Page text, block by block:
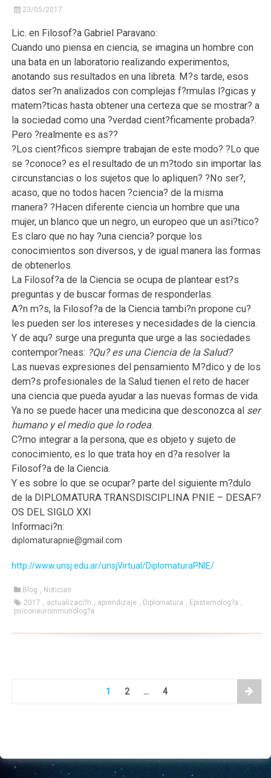
23/05/2017
Lic. en Filosof?a Gabriel Paravano:
Cuando uno piensa en ciencia, se imagina un hombre con
una bata en un laboratorio realizando experimentos,
anotando sus resultados en una libreta. M?s tarde, esos
datos ser?n analizados con complejas f?rmulas l?gicas y
matem?ticas hasta obtener una certeza que se mostrar? a
la sociedad como una ?verdad cient?ficamente probada?.
Pero ?realmente es as??
?Los cient?ficos siempre trabajan de este modo? ?Lo que
se ?conoce? es el resultado de un m?todo sin importar las
circunstancias o los sujetos que lo apliquen? ?No ser?,
acaso, que no todos hacen ?ciencia? de la misma
manera? ?Hacen diferente ciencia un hombre que una
mujer, un blanco que un negro, un europeo que un asi?tico?
Es claro que no hay ?una ciencia? porque los
conocimientos son diversos, y de igual manera las formas
de obtenerlos.
La Filosof?a de la Ciencia se ocupa de plantear est?s
preguntas y de buscar formas de responderlas.
A?n m?s, la Filosof?a de la Ciencia tambi?n propone cu?
les pueden ser los intereses y necesidades de la ciencia.
Y de aqu? surge una pregunta que urge a las sociedades
contempor?neas: ?Qu? es una Ciencia de la Salud?
Las nuevas expresiones del pensamiento M?dico y de los
dem?s profesionales de la Salud tienen el reto de hacer
una ciencia que pueda ayudar a las nuevas formas de vida.
Ya no se puede hacer una medicina que desconozca al ser
humano y el medio que lo rodea.
C?mo integrar a la persona, que es objeto y sujeto de
conocimiento, es lo que trata hoy en d?a resolver la
Filosof?a de la Ciencia.
Y es sobre lo que se ocupar? parte del siguiente m?dulo
de la DIPLOMATURA TRANSDISCIPLINA PNIE – DESAF?
OS DEL SIGLO XXI
Informaci?n:
diplomaturapnie@gmail.com
http://www.unsj.edu.ar/unsjVirtual/DiplomaturaPNIE/
Blog , Noticias
2017 , actualizaci?n , aprendizaje , Diplomatura , Epistemolog?a ,
psiconeuroinmunolog?a
1 2 … 4